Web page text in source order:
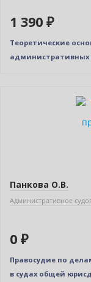
1 390 ₽
Теоретические
административных
Панкова О.В.
Административное
0 ₽
Правосудие по
в судах общей